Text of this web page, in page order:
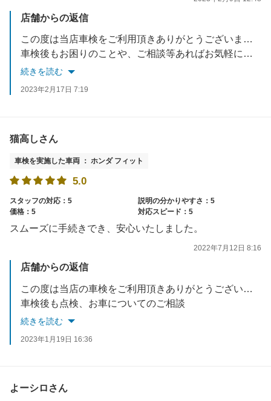
店舗からの返信
この度は当店車検をご利用頂きありがとうございます。
車検後もお困りのことや、ご相談等あればお気軽にお申し付けください。
スタッフ一同お待ちしております。
続きを読む
2023年2月17日 7:19
猫高しさん
車検を実施した車両 ： ホンダ フィット
5.0
スタッフの対応：5
説明の分かりやすさ：5
価格：5
対応スピード：5
スムーズに手続きでき、安心いたしました。
2022年7月12日 8:16
店舗からの返信
この度は当店の車検をご利用頂きありがとうございました。
車検後も点検、お車についてのご相談
お気軽にお申し付けください。
続きを読む
2023年1月19日 16:36
よーシロさん